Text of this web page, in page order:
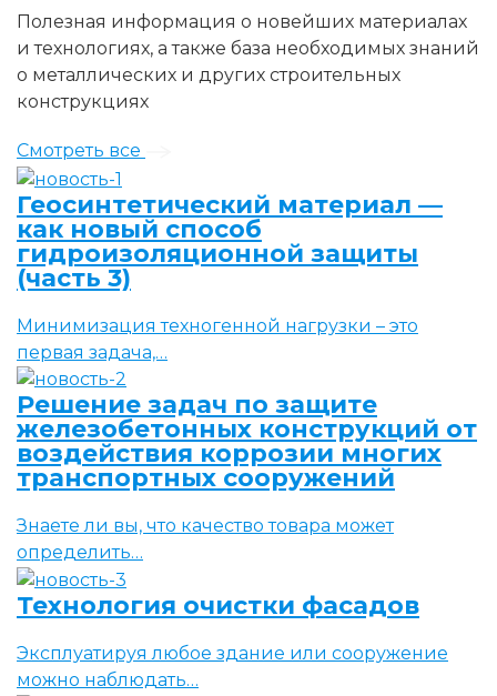
Полезная информация о новейших материалах
и технологиях, а также база необходимых знаний
о металлических и других строительных
конструкциях
Смотреть все
Геосинтетический материал —
как новый способ
гидроизоляционной защиты
(часть 3)
Минимизация техногенной нагрузки – это
первая задача,…
Решение задач по защите
железобетонных конструкций от
воздействия коррозии многих
транспортных сооружений
Знаете ли вы, что качество товара может
определить…
Технология очистки фасадов
Эксплуатируя любое здание или сооружение
можно наблюдать…